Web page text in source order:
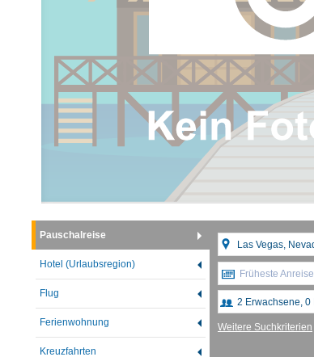
Pauschalreise
Hotel (Urlaubsregion)
Flug
Ferienwohnung
Kreuzfahrten
Früheste Anreise
Weitere Suchkriterien